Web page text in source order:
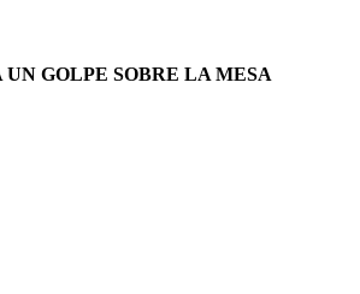
GOLPE SOBRE LA MESA